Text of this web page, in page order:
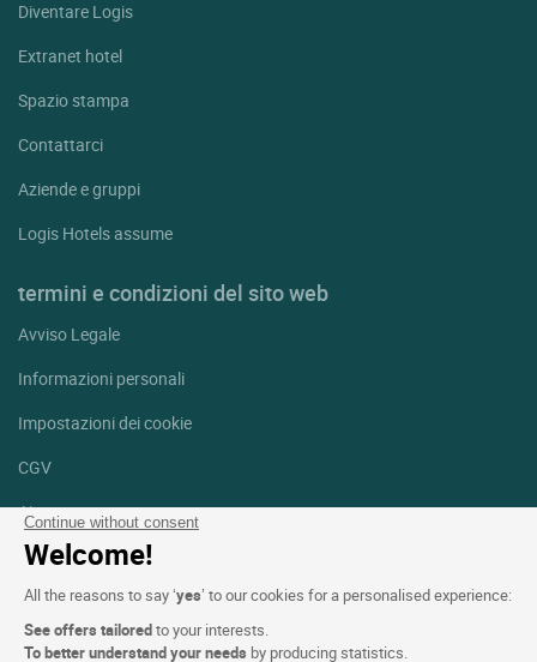
Continue without consent
Welcome!
All the reasons to say ‘yes’ to our cookies for a personalised experience:
See offers tailoredto your interests.
To better understand your needs by producing statistics.
Diventare Logis
Extranet hotel
Spazio stampa
Contattarci
Aziende e gruppi
Logis Hotels assume
termini e condizioni del sito web
Avviso Legale
Informazioni personali
Impostazioni dei cookie
CGV
Aiuto
Mappa del sito
Crediti fotografici
Seguici